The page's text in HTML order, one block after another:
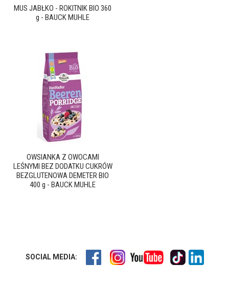
MUS JABŁKO - ROKITNIK BIO 360
g - BAUCK MUHLE
OWSIANKA Z OWOCAMI
LEŚNYMI BEZ DODATKU CUKRÓW
BEZGLUTENOWA DEMETER BIO
400 g - BAUCK MUHLE
SOCIAL MEDIA: